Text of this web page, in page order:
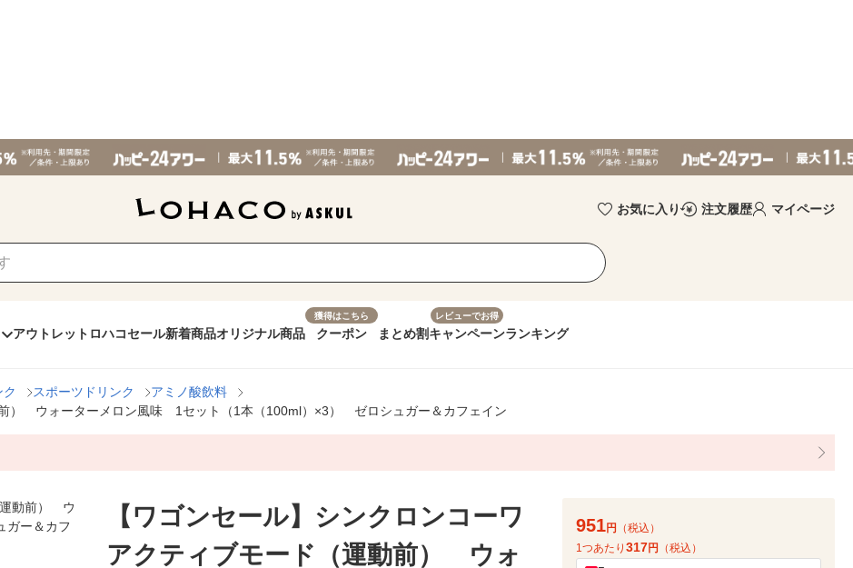
お気に入り 注文履歴 マイページ
アウトレット ロハコセール新着商品オリジナル商品
獲得はこちら
クーポン まとめ割
レビューでお得
キャンペーンランキング
ク スポーツドリンク
アミノ酸飲料
前） ウォーターメロン風味 1セット（1本（100ml）×3） ゼロシュガー＆カフェイン
【ワゴンセール】シンクロンコーワ
アクティブモード（運動前） ウォ
951円
（税込）
1つあたり 317円 （税込）